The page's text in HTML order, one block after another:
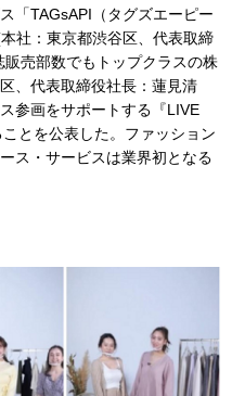
「TAGsAPI（タグズエーピー
社：東京都渋谷区、代表取締
売部数でもトップクラスの株
、代表取締役社長：蓮見清
参画をサポートする『LIVE
とを公表した。ファッション
ス・サービスは業界初となる